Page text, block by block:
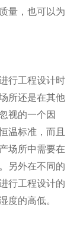
量，也可以为
行工程设计时
所还是在其他
视的一个因
温标准，而且
场所中需要在
另外在不同的
行工程设计的
度的高低。